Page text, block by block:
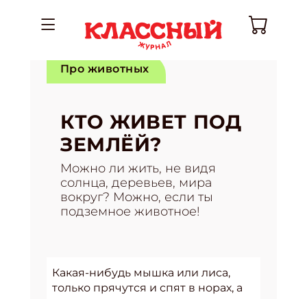
Про животных
КТО ЖИВЕТ ПОД
ЗЕМЛЁЙ?
Можно ли жить, не видя
солнца, деревьев, мира
вокруг? Можно, если ты
подземное животное!
Какая-нибудь мышка или лиса,
только прячутся и спят в норах, а